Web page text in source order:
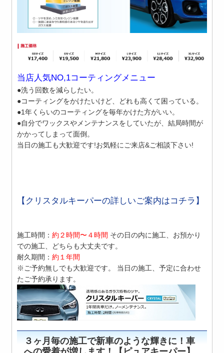
当店人気NO,1コーティングメニュー
●洗う回数を減らしたい。
●コーティングをかけたいけど、どれも高くて困っている。
●1年くらいのコーティングを毎年かけた方がいい。
●自分でワックスやメンテナンスをしていたが、結局時間が
かかってしまって面倒。
当日の施工も大歓迎です!お気軽にご来店&ご相談下さい!
【クリスタルキーパーの詳しいご案内はコチラ】
施工時間：約２時間〜４時間 その日の内に施工、お預かり
での施工、どちらも大丈夫です。
耐久期間：約１年間
※ご予約無しでも大歓迎です。 当日の施工、予定に合わせ
たご予約承ります。
３ヶ月毎の施工で新車のような輝きに！車